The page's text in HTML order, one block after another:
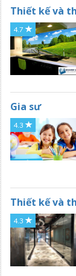
Đưa đón trẻ đi
Tiệc, hội nghị,
Điện thoại/
Chăm sóc ô tô
Vé máy bay -
Ngân hàng
Bảo hiểm
Tour du lịch -
Nhượng
Dịch vụ khác
Viết báo cáo,
Dịch thuật
Chụp ảnh tại
Thiết kế và
4.7
Gia sư
4.3
Thiết kế và
4.3